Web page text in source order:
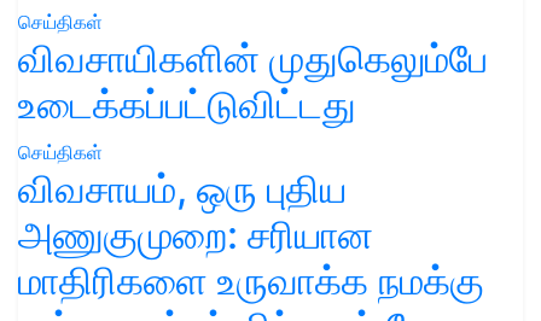
செய்திகள்
விவசாயிகளின் முதுகெலும்பே
உடைக்கப்பட்டுவிட்டது
செய்திகள்
விவசாயம், ஒரு புதிய
அணுகுமுறை: சரியான
மாதிரிகளை உருவாக்க நமக்கு